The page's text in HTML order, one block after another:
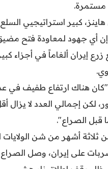
مستمرة.
هاينز، كبير استراتيجيي
إن أي جهود لمعاودة فتح
إيران ألغاماً في أجزاء
"كان هناك ارتفاع طفيف في
لكن إجمالي العدد لا يزال
قبل الصراع".
ثلاثة أشهر من شن الولايات
على إيران، وصل